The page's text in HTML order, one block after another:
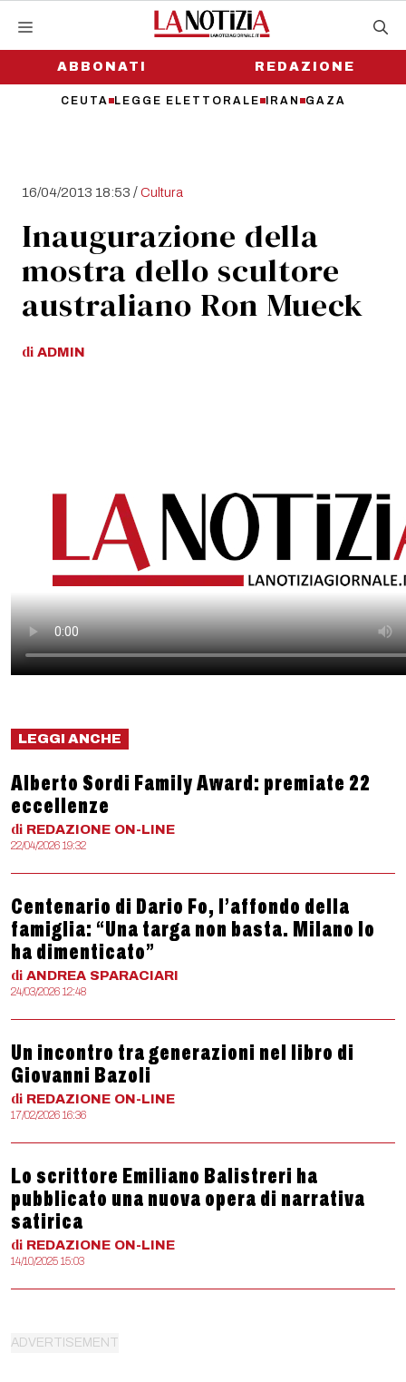
contenutoABBONATI
CEUTA LEGGE ELETTORALE IRAN GAZA
REDAZIONE
16/04/2013 18:53 /Cultura
Inaugurazione della
mostra dello scultore
australiano Ron Mueck
di ADMIN
LEGGI ANCHE
Alberto Sordi Family Award: premiate 22
eccellenze
di REDAZIONE ON-LINE
22/04/2026 19:32
Centenario di Dario Fo, l’affondo della
famiglia: “Una targa non basta. Milano lo
ha dimenticato”
di ANDREA SPARACIARI
24/03/2026 12:48
Un incontro tra generazioni nel libro di
Giovanni Bazoli
di REDAZIONE ON-LINE
17/02/2026 16:36
Lo scrittore Emiliano Balistreri ha
pubblicato una nuova opera di narrativa
satirica
di REDAZIONE ON-LINE
14/10/2025 15:03